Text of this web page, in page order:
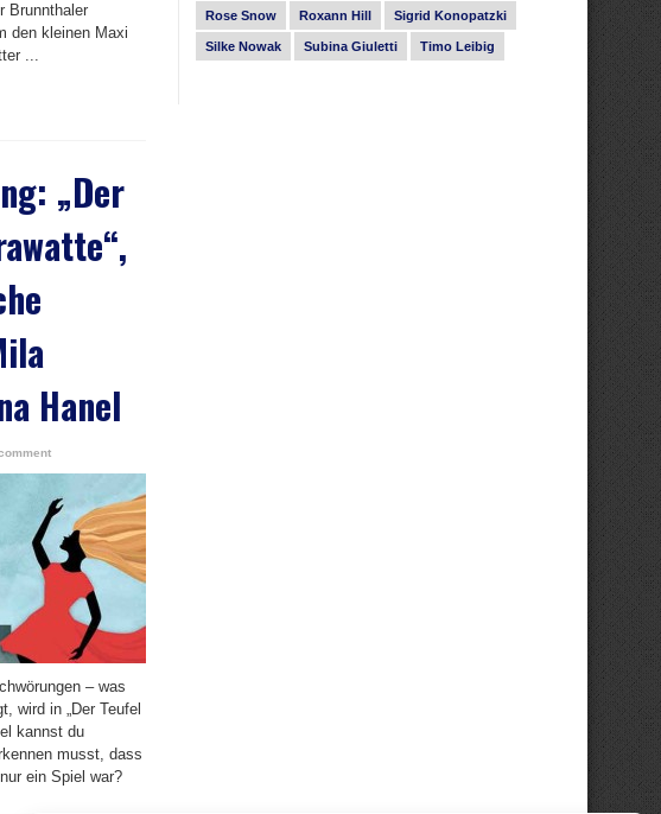
Brunnthaler
den kleinen Maxi
...
„Der
Hanel
– was
wird in „Der Teufel
kannst du
musst, dass
ein Spiel war?
Rose Snow Roxann Hill Sigrid Konopatzki
Silke Nowak Subina Giuletti Timo Leibig